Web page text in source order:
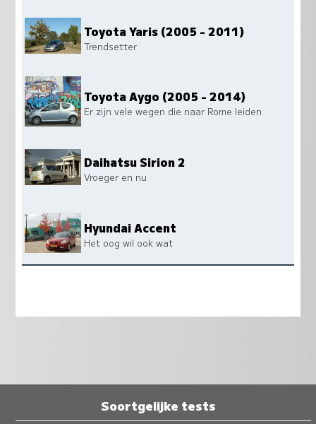
Toyota Yaris (2005 - 2011)
Trendsetter
Toyota Aygo (2005 - 2014)
Er zijn vele wegen die naar Rome leiden
Daihatsu Sirion 2
Vroeger en nu
Hyundai Accent
Het oog wil ook wat
Soortgelijke tests